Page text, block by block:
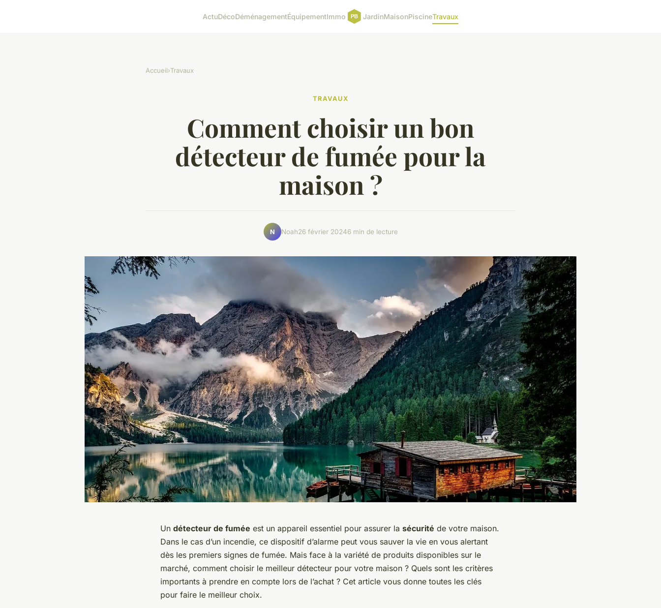
ActuDécoDéménagementÉquipementImmo JardinMaisonPiscineTravaux
Accueil›Travaux
TRAVAUX
Comment choisir un bon
détecteur de fumée pour la
maison ?
N Noah26 février 20246 min de lecture
Un détecteur de fumée est un appareil essentiel pour assurer la sécurité de votre maison.
Dans le cas d’un incendie, ce dispositif d’alarme peut vous sauver la vie en vous alertant
dès les premiers signes de fumée. Mais face à la variété de produits disponibles sur le
marché, comment choisir le meilleur détecteur pour votre maison ? Quels sont les critères
importants à prendre en compte lors de l’achat ? Cet article vous donne toutes les clés
pour faire le meilleur choix.